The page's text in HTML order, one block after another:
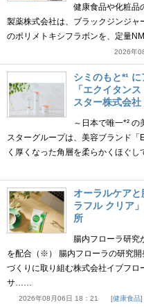
健康食品や化粧品
製薬株式会社は、ブラックジンジ
のポリメトキシフラボンを、定量
2026年
シミのもと*¹
「エクイタン
スター株式会社
～日本で唯一*²
スターグループは、美容ブランド
く厚くなった角層を柔らかくほぐ
オーラルケア
ラフル クリア
所
腸内フローラ研究
を配合（※） 腸内フローラの研究
づくりに取り組む株式会社イブフ
サ……
2026年08月06日 18：21 健康食品